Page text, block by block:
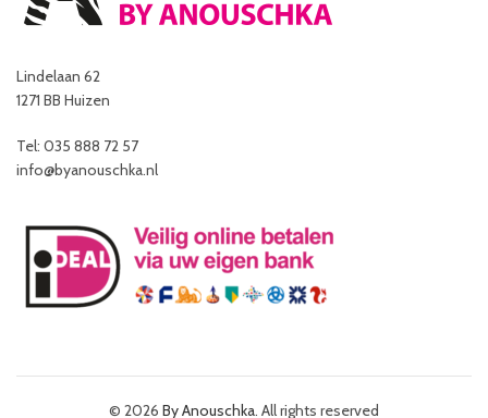
Lindelaan 62
1271 BB Huizen
Tel: 035 888 72 57
info@byanouschka.nl
© 2026 By Anouschka. All rights reserved